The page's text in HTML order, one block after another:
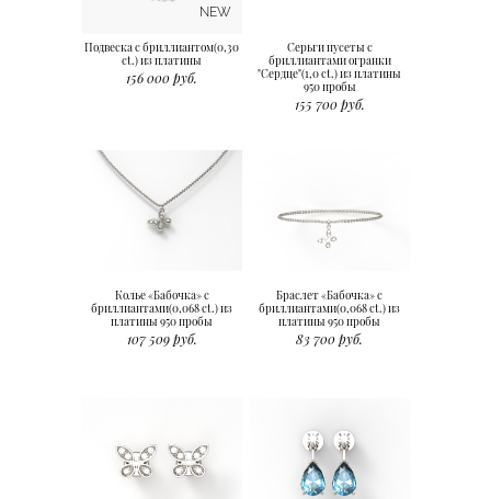
NEW
Подвеска с бриллиантом(0,30
ct.) из платины
156 000 руб.
Серьги пусеты с
бриллиантами огранки
"Сердце"(1,0 ct.) из платины
950 пробы
155 700 руб.
Колье «Бабочка» с
бриллиантами(0,068 ct.) из
платины 950 пробы
107 509 руб.
Браслет «Бабочка» с
бриллиантами(0,068 ct.) из
платины 950 пробы
83 700 руб.